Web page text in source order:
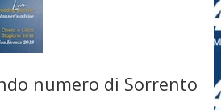
numero di Sorrento